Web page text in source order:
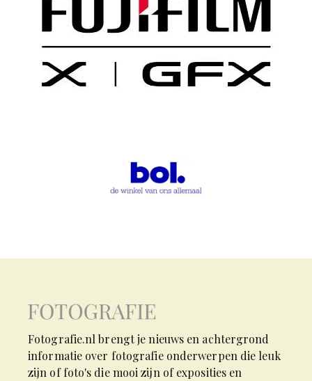
Fotografie.nl brengt je nieuws en achtergrond
informatie over fotografie onderwerpen die leuk
zijn of foto's die mooi zijn of exposities en